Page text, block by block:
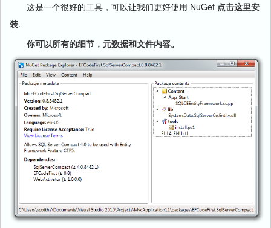
这是一个很好的工具，可以让我们更好使用 NuGet 点击这里安
装.
你可以所有的细节，元数据和文件内容。